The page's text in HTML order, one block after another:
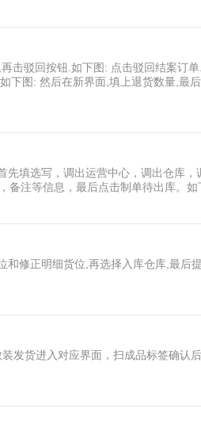
击驳回按钮.如下图: 点击驳回结案订
下图: 然后在新界面,填上退货数量,最
填选写，调出运营中心，调出仓库，
备注等信息，最后点击制单待出库。如
修正明细货位,再选择入库仓库,最后
发货进入对应界面，扫成品标签确认